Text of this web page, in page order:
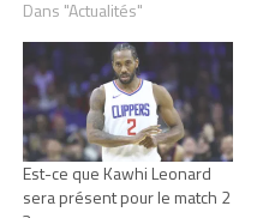
Dans "Actualités"
Est-ce que Kawhi Leonard
sera présent pour le match 2